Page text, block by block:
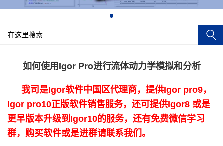
如何使用Igor Pro进行流体动力学模拟和分析
我司是Igor软件中国区代理商，提供Igor pro9，
Igor pro10正版软件销售服务，还可提供Igor8 或是
更早版本升级到Igor10的服务，还有免费微信学习
群，购买软件或是进群请联系我们。